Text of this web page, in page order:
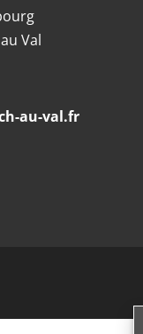
Val
au-val.fr